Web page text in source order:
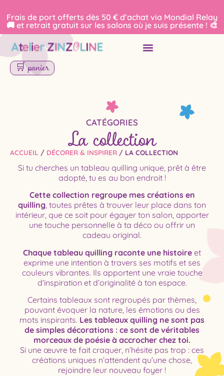
Frais de port offerts dès 50 € d’achat via Mondial Relay
🚚 et retrait gratuit sur les salons où je suis présente ! 🎨
🛒 panier
CATÉGORIES
La collection
ACCUEIL / DÉCORER & INSPIRER / LA COLLECTION
Si tu cherches un tableau quilling unique, prêt à être
adopté, tu es au bon endroit !
Cette collection regroupe mes créations en
quilling, toutes prêtes à trouver leur place dans ton
intérieur, que ce soit pour égayer ton salon, apporter
une touche personnelle à ta déco ou offrir un
cadeau original.
Chaque tableau quilling raconte une histoire et
exprime une intention à travers ses motifs et ses
couleurs vibrantes. Ils apportent une vraie touche
d’inspiration et d’originalité à ton espace.
Certains tableaux sont regroupés par thèmes,
pouvant évoquer la nature, les émotions ou des
mots inspirants. Les tableaux quilling ne sont pas
de simples décorations : ce sont de véritables
morceaux de poésie à accrocher chez toi.
Si une œuvre te fait craquer, n’hésite pas trop : ces
créations uniques n’attendent qu’une chose,
rejoindre leur nouveau foyer !